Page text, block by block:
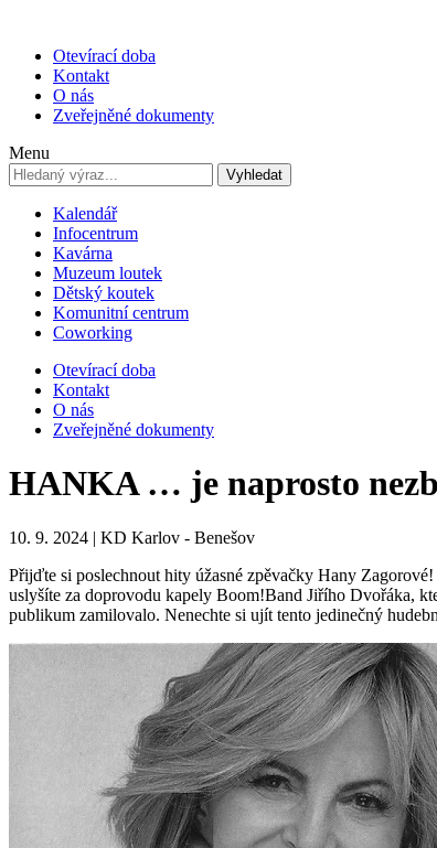
Otevírací doba
Kontakt
O nás
Zveřejněné dokumenty
Menu
Vyhledat
Kalendář
Infocentrum
Kavárna
Muzeum loutek
Dětský koutek
Komunitní centrum
Coworking
Otevírací doba
Kontakt
O nás
Zveřejněné dokumenty
HANKA … je naprosto
10. 9. 2024 | KD Karlov - Benešov
Přijďte si poslechnout hity úžasné zpěvačky Hany
uslyšíte za doprovodu kapely Boom!Band Jiřího Dvořáka,
publikum zamilovalo. Nenechte si ujít tento jedinečný